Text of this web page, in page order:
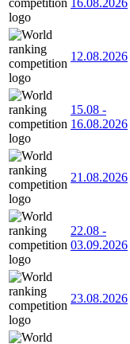
16.08.2026
12.08.2026
15.08 -
16.08.2026
21.08.2026
22.08 -
03.09.2026
23.08.2026